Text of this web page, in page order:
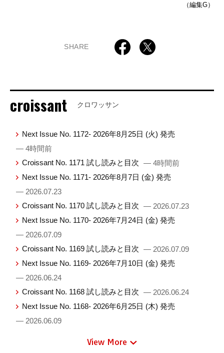
（編集G）
SHARE
croissant クロワッサン
Next Issue No. 1172- 2026年8月25日 (火) 発売
— 4時間前
Croissant No. 1171 試し読みと目次 — 4時間前
Next Issue No. 1171- 2026年8月7日 (金) 発売
— 2026.07.23
Croissant No. 1170 試し読みと目次 — 2026.07.23
Next Issue No. 1170- 2026年7月24日 (金) 発売
— 2026.07.09
Croissant No. 1169 試し読みと目次 — 2026.07.09
Next Issue No. 1169- 2026年7月10日 (金) 発売
— 2026.06.24
Croissant No. 1168 試し読みと目次 — 2026.06.24
Next Issue No. 1168- 2026年6月25日 (木) 発売
— 2026.06.09
View More